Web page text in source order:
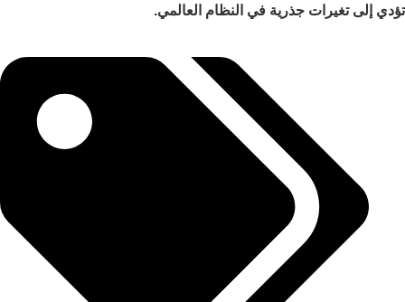
تؤدي إلى تغيرات جذرية في النظام العالمي.